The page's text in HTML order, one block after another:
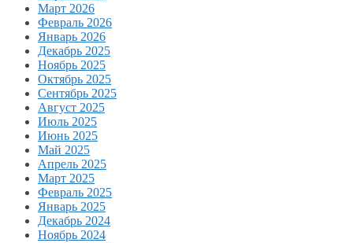
Март 2026
Февраль 2026
Январь 2026
Декабрь 2025
Ноябрь 2025
Октябрь 2025
Сентябрь 2025
Август 2025
Июль 2025
Июнь 2025
Май 2025
Апрель 2025
Март 2025
Февраль 2025
Январь 2025
Декабрь 2024
Ноябрь 2024